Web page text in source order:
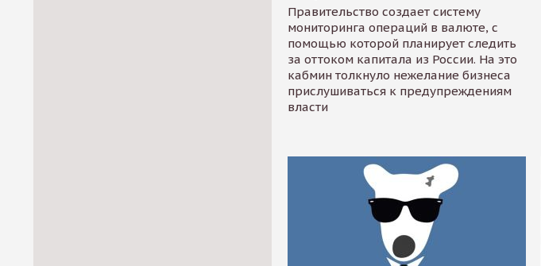
Правительство создает систему
мониторинга операций в валюте, с
помощью которой планирует следить
за оттоком капитала из России. На это
кабмин толкнуло нежелание бизнеса
прислушиваться к предупреждениям
власти